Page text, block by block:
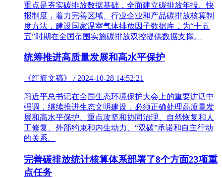
重点是夯实碳排放数据基础，全面建立碳排放年报、快
报制度，着力完善区域、行业企业和产品碳排放核算制
度方法，建设国家温室气体排放因子数据库，为“十五
五”时期在全国范围实施碳排放双控提供数据支撑。
统筹推进高质量发展和高水平保护
《红旗文稿》 / 2024-10-28 14:52:21
习近平总书记在全国生态环境保护大会上的重要讲话中
强调，继续推进生态文明建设，必须正确处理高质量发
展和高水平保护、重点攻坚和协同治理、自然恢复和人
工修复、外部约束和内生动力、“双碳”承诺和自主行动
的关系。
完善碳排放统计核算体系部署了8个方面23项重
点任务